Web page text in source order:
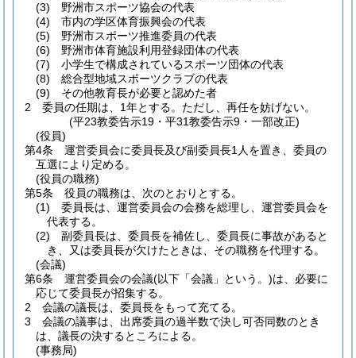
(3)
野洲市スポーツ協会の代表
(4)
市内の学区体育振興会の代表
(5)
野洲市スポーツ推進委員の代表
(6)
野洲市体育施設利用登録団体の代表
(7)
小学生で構成されているスポーツ団体の代表
(8)
総合型地域スポーツクラブの代表
(9)
その他教育長が必要と認めた者
2
委員の任期は、1年とする。 ただし、再任を妨げない。
(平23教委告示19・平31教委告示9・一部改正)
(役員)
第4条
運営委員会に委員長及び副委員長1人を置き、委員の
互選により定める。
(役員の職務)
第5条
役員の職務は、次のとおりとする。
(1)
委員長は、運営委員会の会務を総理し、運営委員会を
代表する。
(2)
副委員長は、委員長を補佐し、委員長に事故があると
き、又は委員長が欠けたときは、その職務を代理する。
(会議)
第6条
運営委員会の会議(以下「会議」という。)は、必要に
応じて委員長が招集する。
2
会議の議長は、委員長をもって充てる。
3
会議の議事は、出席委員の過半数で決し可否同数のとき
は、議長の決するところによる。
(事務局)